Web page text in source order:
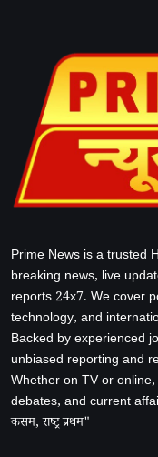
Prime News is a trusted
breaking news, live
reports 24x7. We cover
technology, and
Backed by experienced
unbiased reporting and
Whether on TV or
debates, and current
कसम, राष्ट्र प्रथम"